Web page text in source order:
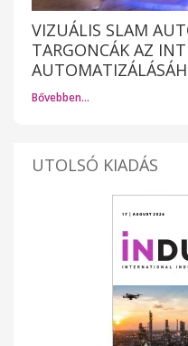
VIZUÁLIS SLAM
TARGONCÁK AZ
Bővebben…
UTOLSÓ KIADÁS